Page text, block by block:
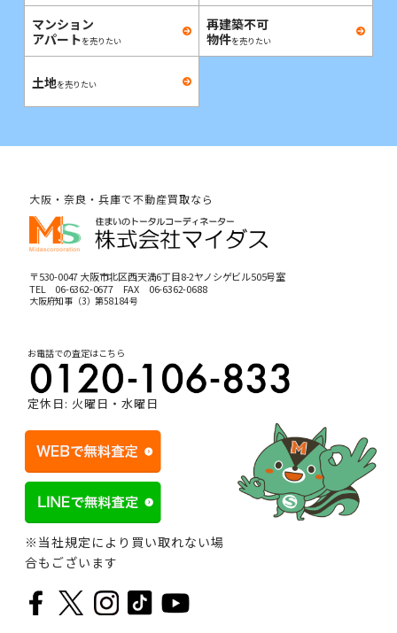
マンション
アパートを売りたい
再建築不可
物件を売りたい
土地を売りたい
大阪・奈良・兵庫で不動産買取なら
〒530-0047 大阪市北区西天満6丁目8-2ヤノシゲビル505号室
TEL 06-6362-0677FAX 06-6362-0688
大阪府知事（3）第58184号
お電話での査定はこちら
定休日: 火曜日・水曜日
※当社規定により買い取れない場
合もございます